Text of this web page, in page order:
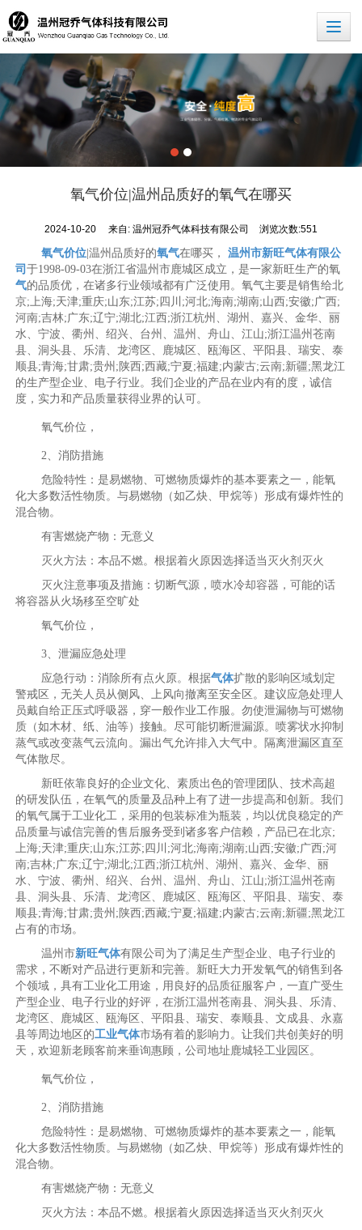
氧气价位|温州品质好的氧气在哪买
2024-10-20 来自:温州冠乔气体科技有限公司 浏览次数:551
氧气价位 |温州品质好的氧气在哪买，温州市新旺气体有限公
司于1998-09-03在浙江省温州市鹿城区成立，是一家新旺生产的氧
气的品质优，在诸多行业领域都有广泛使用。氧气主要是销售给北
京;上海;天津;重庆;山东;江苏;四川;河北;海南;湖南;山西;安徽;广西;
河南;吉林;广东;辽宁;湖北;江西;浙江杭州、湖州、嘉兴、金华、丽
水、宁波、衢州、绍兴、台州、温州、舟山、江山;浙江温州苍南
县、洞头县、乐清、龙湾区、鹿城区、瓯海区、平阳县、瑞安、泰
顺县;青海;甘肃;贵州;陕西;西藏;宁夏;福建;内蒙古;云南;新疆;黑龙江
的生产型企业、电子行业。我们企业的产品在业内有的度，诚信
度，实力和产品质量获得业界的认可。
氧气价位，
2、消防措施
危险特性：是易燃物、可燃物质爆炸的基本要素之一，能氧
化大多数活性物质。与易燃物（如乙炔、甲烷等）形成有爆炸性的
混合物。
有害燃烧产物：无意义
灭火方法：本品不燃。根据着火原因选择适当灭火剂灭火
灭火注意事项及措施：切断气源，喷水冷却容器，可能的话
将容器从火场移至空旷处
氧气价位，
3、泄漏应急处理
应急行动：消除所有点火原。根据气体扩散的影响区域划定
警戒区，无关人员从侧风、上风向撤离至安全区。建议应急处理人
员戴自给正压式呼吸器，穿一般作业工作服。勿使泄漏物与可燃物
质（如木材、纸、油等）接触。尽可能切断泄漏源。喷雾状水抑制
蒸气或改变蒸气云流向。漏出气允许排入大气中。隔离泄漏区直至
气体散尽。
新旺依靠良好的企业文化、素质出色的管理团队、技术高超
的研发队伍，在氧气的质量及品种上有了进一步提高和创新。我们
的氧气属于工业化工，采用的包装标准为瓶装，均以优良稳定的产
品质量与诚信完善的售后服务受到诸多客户信赖，产品已在北京;
上海;天津;重庆;山东;江苏;四川;河北;海南;湖南;山西;安徽;广西;河
南;吉林;广东;辽宁;湖北;江西;浙江杭州、湖州、嘉兴、金华、丽
水、宁波、衢州、绍兴、台州、温州、舟山、江山;浙江温州苍南
县、洞头县、乐清、龙湾区、鹿城区、瓯海区、平阳县、瑞安、泰
顺县;青海;甘肃;贵州;陕西;西藏;宁夏;福建;内蒙古;云南;新疆;黑龙江
占有的市场。
温州市新旺气体有限公司为了满足生产型企业、电子行业的
需求，不断对产品进行更新和完善。新旺大力开发氧气的销售到各
个领域，具有工业化工用途，用良好的品质征服客户，一直广受生
产型企业、电子行业的好评，在浙江温州苍南县、洞头县、乐清、
龙湾区、鹿城区、瓯海区、平阳县、瑞安、泰顺县、文成县、永嘉
县等周边地区的工业气体市场有着的影响力。让我们共创美好的明
天，欢迎新老顾客前来垂询惠顾，公司地址鹿城轻工业园区。
氧气价位，
2、消防措施
危险特性：是易燃物、可燃物质爆炸的基本要素之一，能氧
化大多数活性物质。与易燃物（如乙炔、甲烷等）形成有爆炸性的
混合物。
有害燃烧产物：无意义
灭火方法：本品不燃。根据着火原因选择适当灭火剂灭火